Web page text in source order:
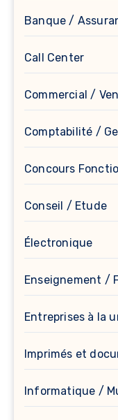
Banque /
Call Center
Commercial /
Comptabilité /
Concours
Conseil / Etude
Électronique
Enseignement /
Entreprises à la
Imprimés et
Informatique /